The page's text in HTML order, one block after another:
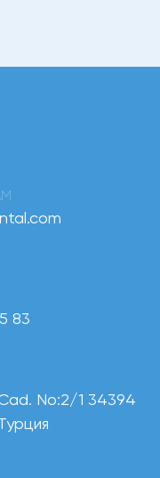
83
No:2/1 34394